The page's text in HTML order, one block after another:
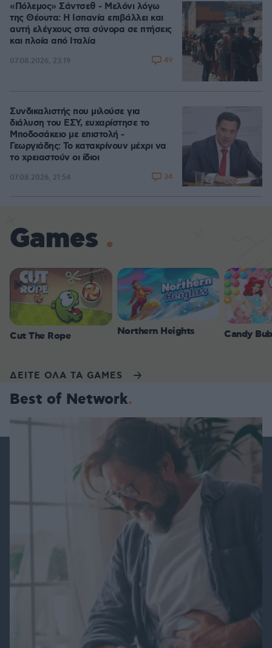
«Πόλεμος» Σάντσεθ - Μελόνι λόγω
της Θέουτα: Η Ισπανία επιβάλλει και
αυτή ελέγχους στα σύνορα σε πτήσεις
και πλοία από Ιταλία
07.08.2026, 23:19 49
Συνδικαλιστής που μιλούσε για
διάλυση του ΕΣΥ, ευχαρίστησε το
Μποδοσάκειο με επιστολή -
Γεωργιάδης: Το κατακρίνουν μέχρι να
το χρειαστούν οι ίδιοι
07.08.2026, 21:54 34
Games
Cut The Rope Northern Heights Candy
ΔΕΙΤΕ ΟΛΑ ΤΑ GAMES
Best of Network